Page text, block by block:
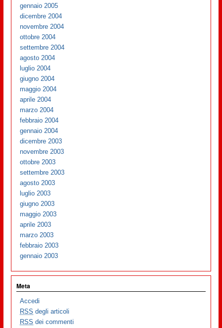
gennaio 2005
dicembre 2004
novembre 2004
ottobre 2004
settembre 2004
agosto 2004
luglio 2004
giugno 2004
maggio 2004
aprile 2004
marzo 2004
febbraio 2004
gennaio 2004
dicembre 2003
novembre 2003
ottobre 2003
settembre 2003
agosto 2003
luglio 2003
giugno 2003
maggio 2003
aprile 2003
marzo 2003
febbraio 2003
gennaio 2003
Meta
Accedi
RSS degli articoli
RSS dei commenti